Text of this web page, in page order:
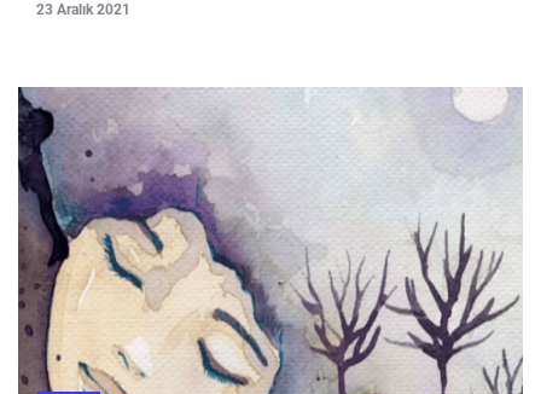
23 Aralık 2021